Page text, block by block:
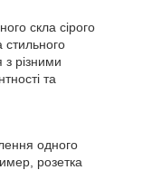
скла сірого
стильного
з різними
та
одного
розетка